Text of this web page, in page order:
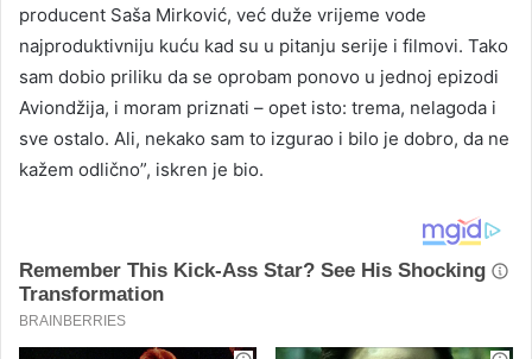
producent Saša Mirković, već duže vrijeme vode
najproduktivniju kuću kad su u pitanju serije i filmovi. Tako
sam dobio priliku da se oprobam ponovo u jednoj epizodi
Aviondžija, i moram priznati – opet isto: trema, nelagoda i
sve ostalo. Ali, nekako sam to izgurao i bilo je dobro, da ne
kažem odlično”, iskren je bio.